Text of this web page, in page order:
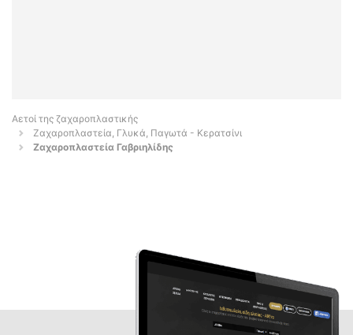
Αετοί της ζαχαροπλαστικής
Ζαχαροπλαστεία, Γλυκά, Παγωτά - Κερατσίνι
Ζαχαροπλαστεία Γαβριηλίδης